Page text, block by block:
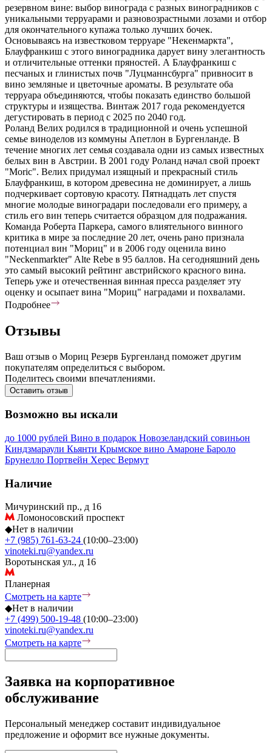
резервном вине: выбор винограда с разных виноградников с
уникальными терруарами и разновозрастными лозами и отбор
для окончательного купажа только лучших бочек.
Основываясь на известковом терруаре "Некенмаркта",
Блауфранкиш с этого виноградника дарует вину элегантность
и отличительные оттенки пряностей. А Блауфранкиш с
песчаных и глинистых почв "Луцманнсбурга" привносит в
вино земляные и цветочные ароматы. В результате оба
терруара объединяются, чтобы показать единство большой
структуры и изящества. Винтаж 2017 года рекомендуется
дегустировать в период с 2025 по 2040 год.
Роланд Велих родился в традиционной и очень успешной
семье виноделов из коммуны Апетлон в Бургенланде. В
течение многих лет семья создавала одни из самых известных
белых вин в Австрии. В 2001 году Роланд начал свой проект
"Moric". Велих придумал изящный и прекрасный стиль
Блауфранкиш, в котором древесина не доминирует, а лишь
подчеркивает сортовую красоту. Пятнадцать лет спустя
многие молодые виноградари последовали его примеру, а
стиль его вин теперь считается образцом для подражания.
Команда Роберта Паркера, самого влиятельного винного
критика в мире за последние 20 лет, очень рано признала
потенциал вин "Мориц" и в 2006 году оценила вино
"Neckenmarkter" Alte Rebe в 95 баллов. На сегодняшний день
это самый высокий рейтинг австрийского красного вина.
Теперь уже и отечественная винная пресса разделяет эту
оценку и осыпает вина "Мориц" наградами и похвалами.
Подробнее
Отзывы
Ваш отзыв о Мориц Резерв Бургенланд поможет другим
покупателям определиться с выбором.
Поделитесь своими впечатлениями.
Оставить отзыв
Возможно вы искали
до 1000 рублей Вино в подарок Новозеландский совиньон
Киндзмараули Кьянти Крымское вино Амароне Бароло
Брунелло Портвейн Херес Вермут
Наличие
Мичуринский пр., д 16
Ломоносовский проспект
◆Нет в наличии
+7 (985) 761-63-24 (10:00–23:00)
vinoteki.ru@yandex.ru
Воротынская ул., д 16
Планерная
Смотреть на карте
◆Нет в наличии
+7 (499) 500-19-48 (10:00–23:00)
vinoteki.ru@yandex.ru
Смотреть на карте
Заявка на корпоративное
обслуживание
Персональный менеджер составит индивидуальное
предложение и оформит все нужные документы.